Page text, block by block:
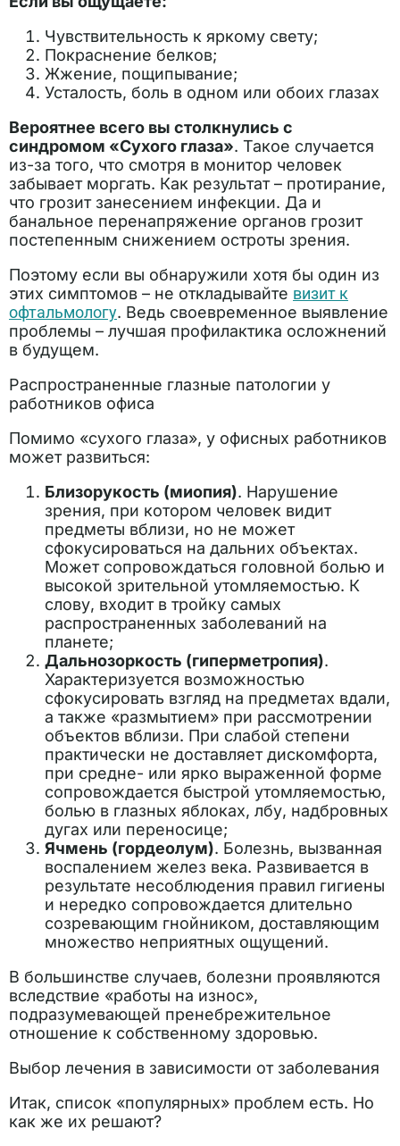
Чувствительность к яркому свету;
Покраснение белков;
Жжение, пощипывание;
Усталость, боль в одном или обоих глазах
Вероятнее всего вы столкнулись с
синдромом «Сухого глаза». Такое случается
из-за того, что смотря в монитор человек
забывает моргать. Как результат – протирание,
что грозит занесением инфекции. Да и
банальное перенапряжение органов грозит
постепенным снижением остроты зрения.
Поэтому если вы обнаружили хотя бы один из
этих симптомов – не откладывайте визит к
офтальмологу. Ведь своевременное выявление
проблемы – лучшая профилактика осложнений
в будущем.
Распространенные глазные патологии у
работников офиса
Помимо «сухого глаза», у офисных работников
может развиться:
Близорукость (миопия). Нарушение
зрения, при котором человек видит
предметы вблизи, но не может
сфокусироваться на дальних объектах.
Может сопровождаться головной болью и
высокой зрительной утомляемостью. К
слову, входит в тройку самых
распространенных заболеваний на
планете;
Дальнозоркость (гиперметропия).
Характеризуется возможностью
сфокусировать взгляд на предметах вдали,
а также «размытием» при рассмотрении
объектов вблизи. При слабой степени
практически не доставляет дискомфорта,
при средне- или ярко выраженной форме
сопровождается быстрой утомляемостью,
болью в глазных яблоках, лбу, надбровных
дугах или переносице;
Ячмень (гордеолум). Болезнь, вызванная
воспалением желез века. Развивается в
результате несоблюдения правил гигиены
и нередко сопровождается длительно
созревающим гнойником, доставляющим
множество неприятных ощущений.
В большинстве случаев, болезни проявляются
вследствие «работы на износ»,
подразумевающей пренебрежительное
отношение к собственному здоровью.
Выбор лечения в зависимости от заболевания
Итак, список «популярных» проблем есть. Но
как же их решают?